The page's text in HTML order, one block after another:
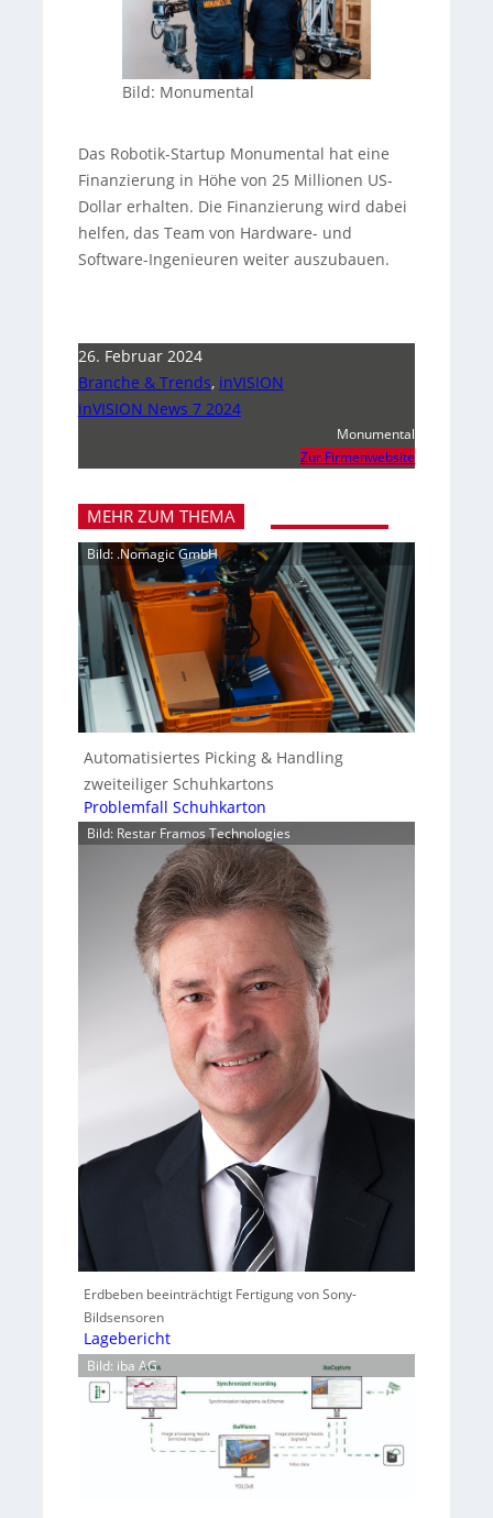
Bild: Monumental
Das Robotik-Startup Monumental hat eine
Finanzierung in Höhe von 25 Millionen US-
Dollar erhalten. Die Finanzierung wird dabei
helfen, das Team von Hardware- und
Software-Ingenieuren weiter auszubauen.
26. Februar 2024
Branche & Trends, inVISION
inVISION News 7 2024
Monumental
Zur Firmenwebsite
MEHR ZUM THEMA
Bild: .Nomagic GmbH
Automatisiertes Picking & Handling
zweiteiliger Schuhkartons
Problemfall Schuhkarton
Bild: Restar Framos Technologies
Erdbeben beeinträchtigt Fertigung von Sony-
Bildsensoren
Lagebericht
Bild: iba AG